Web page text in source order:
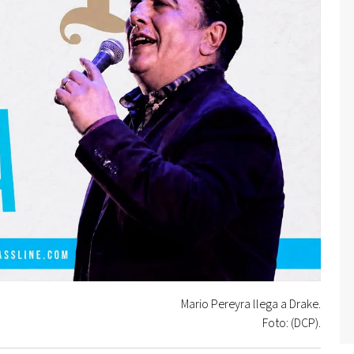
Mario Pereyra llega a Drake.
Foto: (DCP).